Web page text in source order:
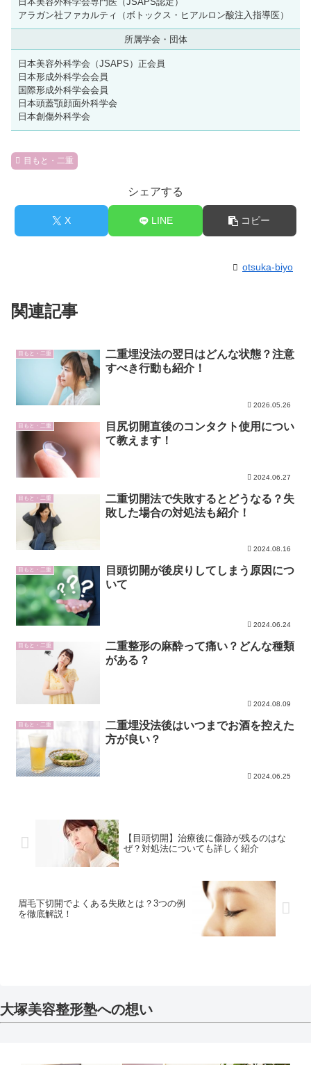
アラガン社ファカルティ（ボトックス・ヒアルロン酸注入指導医）
所属学会・団体
日本美容外科学会（JSAPS）正会員
日本形成外科学会会員
国際形成外科学会会員
日本頭蓋顎顔面外科学会
日本創傷外科学会
目もと・二重
シェアする
X LINE コピー
otsuka-biyo
関連記事
目もと・二重
二重埋没法の翌日はどんな状態？注意
すべき行動も紹介！
2026.05.26
目もと・二重
目尻切開直後のコンタクト使用につい
て教えます！
2024.06.27
目もと・二重
二重切開法で失敗するとどうなる？失
敗した場合の対処法も紹介！
2024.08.16
目もと・二重
目頭切開が後戻りしてしまう原因につ
いて
2024.06.24
目もと・二重
二重整形の麻酔って痛い？どんな種類
がある？
2024.08.09
目もと・二重
二重埋没法後はいつまでお酒を控えた
方が良い？
2024.06.25
【目頭切開】治療後に傷跡が残るのはな
ぜ？対処法についても詳しく紹介
眉毛下切開でよくある失敗とは？3つの例
を徹底解説！
大塚美容整形塾への想い